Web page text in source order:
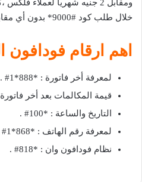
ومقابل 2 جنيه شهرياً لعملاء
خلال طلب كود #9000* بدون أي مقابل .
اهم ارقام فودافون
لمعرفة أخر فاتورة : *888*1# .
قيمة المكالمات بعد أخر فاتورة :
التاريخ والساعة : *100# .
لمعرفة رقم الهاتف : *868*1# .
نظام فودافون وان : *818# .